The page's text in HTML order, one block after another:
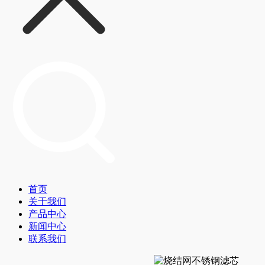
首页
关于我们
产品中心
新闻中心
联系我们